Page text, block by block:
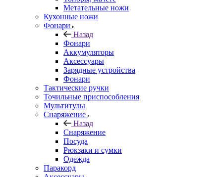
Метательные ножи
Кухонные ножи
Фонари
Назад
Фонари
Аккумуляторы
Аксессуары
Зарядные устройства
Фонари
Тактические ручки
Точильные приспособления
Мультитулы
Снаряжение
Назад
Снаряжение
Посуда
Рюкзаки и сумки
Одежда
Паракорд